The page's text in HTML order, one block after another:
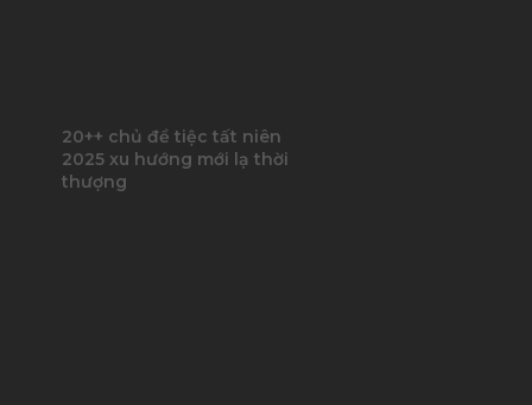
20++ chủ đề tiệc tất niên
2025 xu hướng mới lạ thời
thượng